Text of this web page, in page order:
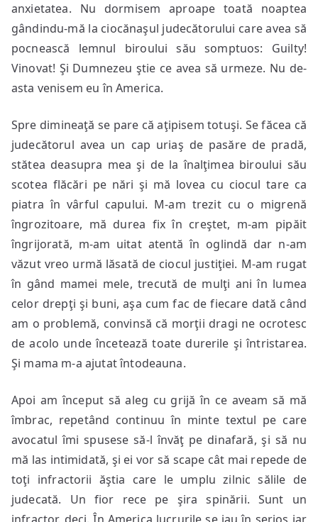
anxietatea. Nu dormisem aproape toată noaptea
gândindu-mă la ciocănaşul judecătorului care avea să
pocnească lemnul biroului său somptuos: Guilty!
Vinovat! Şi Dumnezeu ştie ce avea să urmeze. Nu de-
asta venisem eu în America.
Spre dimineaţă se pare că aţipisem totuşi. Se făcea că
judecătorul avea un cap uriaş de pasăre de pradă,
stătea deasupra mea şi de la înalţimea biroului său
scotea flăcări pe nări şi mă lovea cu ciocul tare ca
piatra în vârful capului. M-am trezit cu o migrenă
îngrozitoare, mă durea fix în creştet, m-am pipăit
îngrijorată, m-am uitat atentă în oglindă dar n-am
văzut vreo urmă lăsată de ciocul justiţiei. M-am rugat
în gând mamei mele, trecută de mulţi ani în lumea
celor drepţi şi buni, aşa cum fac de fiecare dată când
am o problemă, convinsă că morţii dragi ne ocrotesc
de acolo unde încetează toate durerile şi întristarea.
Şi mama m-a ajutat întodeauna.
Apoi am început să aleg cu grijă în ce aveam să mă
îmbrac, repetând continuu în minte textul pe care
avocatul îmi spusese să-l învăţ pe dinafară, şi să nu
mă las intimidată, şi ei vor să scape cât mai repede de
toţi infractorii ăştia care le umplu zilnic sălile de
judecată. Un fior rece pe şira spinării. Sunt un